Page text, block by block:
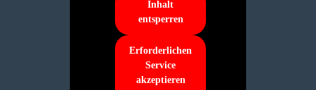
Inhalt
entsperren
Erforderlichen
Service
akzeptieren